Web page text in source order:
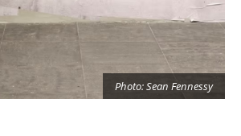
Photo: Sean Fennessy